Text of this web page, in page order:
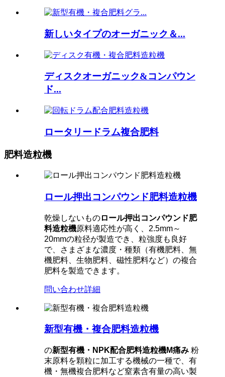
新しいタイプのオーガニック＆...
ディスクオーガニック&コンパウン
ド...
ロータリードラム複合肥料
肥料造粒機
ロール押出コンパウンド肥料造粒機
乾燥しないものロール押出コンパウンド肥
料造粒機原料適応性が高く、2.5mm～
20mmの粒径が製造でき、粒強度も良好
で、さまざまな濃度・種類（有機肥料、無
機肥料、生物肥料、磁性肥料など）の複合
肥料を製造できます。
問い合わせ詳細
新型有機・複合肥料造粒機
の新型有機・NPK配合肥料造粒機M痛み 粉
末原料を顆粒に加工する機械の一種で、有
機・無機複合肥料など窒素含有量の高い製